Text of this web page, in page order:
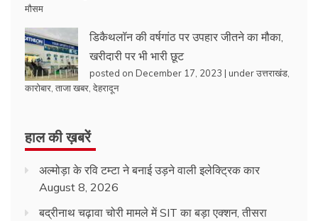
मौसम
डिकैथलॉन की वर्षगांठ पर उपहार जीतने का मौका,
खरीदारी पर भी भारी छूट
posted on December 17, 2023 | underउत्तराखंड
कारोबार ताजा खबर देहरादून
हाल की ख़बरें
अल्मोड़ा के रवि टम्टा ने बनाई उड़ने वाली इलेक्ट्रिक कार
August 8, 2026
बद्रीनाथ चढ़ावा चोरी मामले में SIT का बड़ा एक्शन, तीसरा